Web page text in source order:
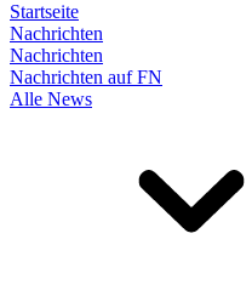
Startseite
Nachrichten
Nachrichten
Nachrichten auf FN
Alle News